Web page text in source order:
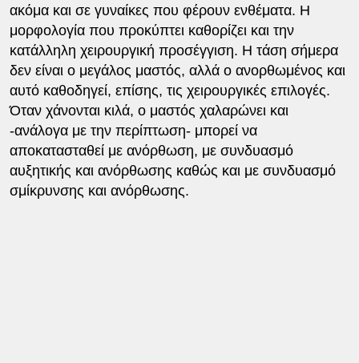
ακόμα και σε γυναίκες που φέρουν ενθέματα. Η
μορφολογία που προκύπτει καθορίζει και την
κατάλληλη χειρουργική προσέγγιση. Η τάση σήμερα
δεν είναι ο μεγάλος μαστός, αλλά ο ανορθωμένος και
αυτό καθοδηγεί, επίσης, τις χειρουργικές επιλογές.
Όταν χάνονται κιλά, ο μαστός χαλαρώνει και
-ανάλογα με την περίπτωση- μπορεί να
αποκατασταθεί με ανόρθωση, με συνδυασμό
αυξητικής και ανόρθωσης καθώς και με συνδυασμό
σμίκρυνσης και ανόρθωσης.